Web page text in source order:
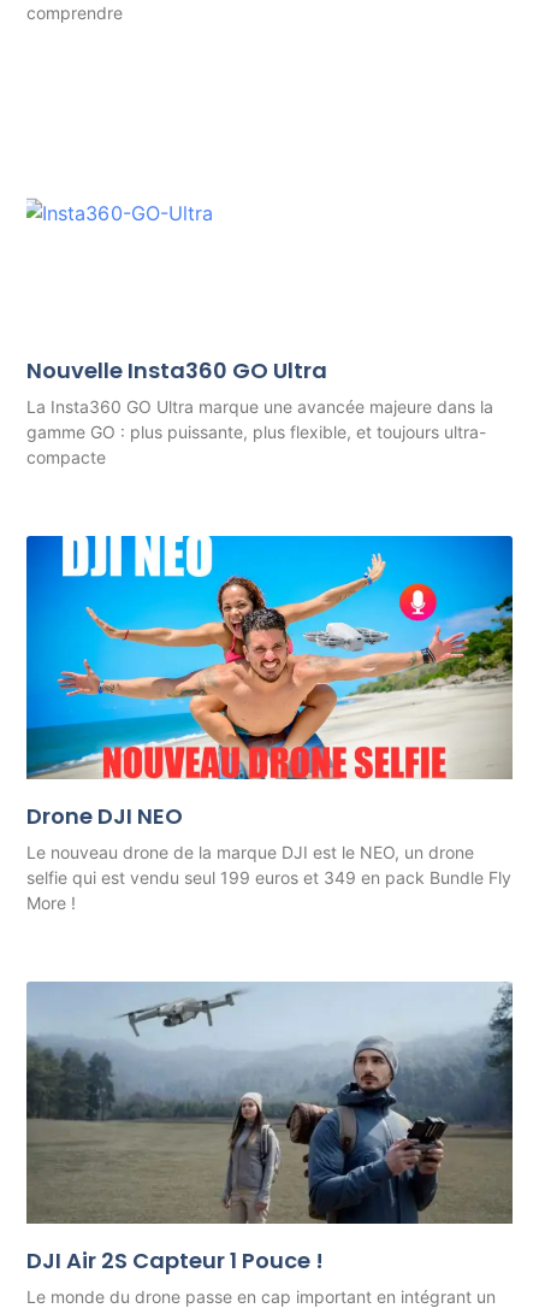
comprendre
Nouvelle Insta360 GO Ultra
La Insta360 GO Ultra marque une avancée majeure dans la
gamme GO : plus puissante, plus flexible, et toujours ultra-
compacte
Drone DJI NEO
Le nouveau drone de la marque DJI est le NEO, un drone
selfie qui est vendu seul 199 euros et 349 en pack Bundle Fly
More !
DJI Air 2S Capteur 1 Pouce !
Le monde du drone passe en cap important en intégrant un